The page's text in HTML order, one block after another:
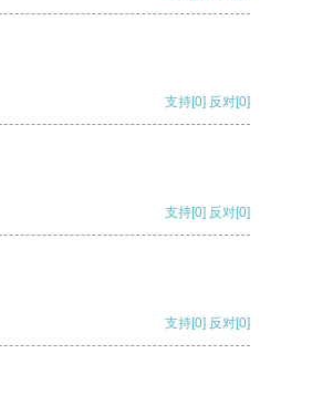
支持[0] 反对[0]
支持[0] 反对[0]
支持[0] 反对[0]